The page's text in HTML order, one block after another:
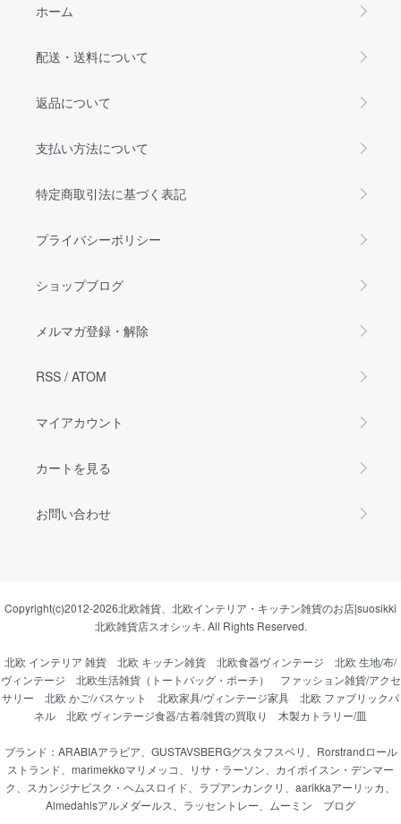
ホーム
配送・送料について
返品について
支払い方法について
特定商取引法に基づく表記
プライバシーポリシー
ショップブログ
メルマガ登録・解除
RSS / ATOM
マイアカウント
カートを見る
お問い合わせ
Copyright(c)2012-2026北欧雑貨、北欧インテリア・キッチン雑貨のお店|suosikki
北欧雑貨店スオシッキ. All Rights Reserved.
北欧 インテリア 雑貨 北欧 キッチン雑貨 北欧食器ヴィンテージ
北欧 生地/布/
ヴィンテージ
北欧生活雑貨（トートバッグ・ポーチ）
ファッション雑貨/アクセ
サリー
北欧 かご/バスケット 北欧家具/ヴィンテージ家具
北欧 ファブリックパ
ネル
北欧 ヴィンテージ食器/古着/雑貨の買取り 木製カトラリー/皿
ブランド： ARABIAアラビア GUSTAVSBERGグスタフスベリ
Rorstrandロール
ストランド
marimekkoマリメッコ リサ・ラーソン
カイボイスン・デンマー
ク
スカンジナビスク・ヘムスロイド ラプアンカンクリ aarikkaアーリッカ
Almedahlsアルメダールス
ラッセントレー ムーミン ブログ